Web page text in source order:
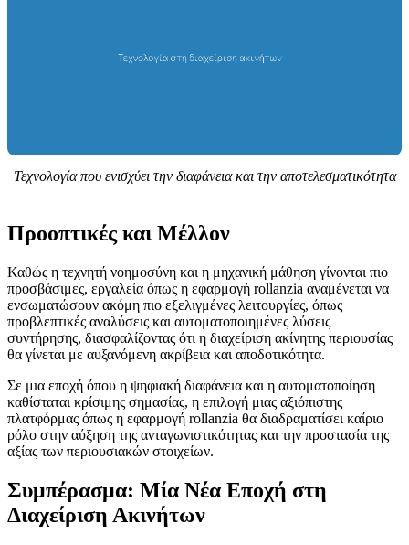
Τεχνολογία που ενισχύει την διαφάνεια και την αποτελεσματικότητα
Προοπτικές και Μέλλον
Καθώς η τεχνητή νοημοσύνη και η μηχανική μάθηση γίνονται πιο
προσβάσιμες, εργαλεία όπως η εφαρμογή rollanzia αναμένεται να
ενσωματώσουν ακόμη πιο εξελιγμένες λειτουργίες, όπως
προβλεπτικές αναλύσεις και αυτοματοποιημένες λύσεις
συντήρησης, διασφαλίζοντας ότι η διαχείριση ακίνητης περιουσίας
θα γίνεται με αυξανόμενη ακρίβεια και αποδοτικότητα.
Σε μια εποχή όπου η ψηφιακή διαφάνεια και η αυτοματοποίηση
καθίσταται κρίσιμης σημασίας, η επιλογή μιας αξιόπιστης
πλατφόρμας όπως η εφαρμογή rollanzia θα διαδραματίσει καίριο
ρόλο στην αύξηση της ανταγωνιστικότητας και την προστασία της
αξίας των περιουσιακών στοιχείων.
Συμπέρασμα: Μία Νέα Εποχή στη
Διαχείριση Ακινήτων